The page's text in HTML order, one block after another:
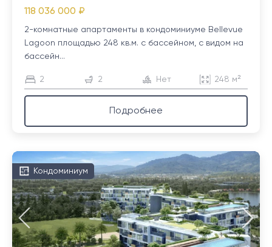
118 036 000 ₽
2-комнатные апартаменты в кондоминиуме Bellevue
Lagoon площадью 248 кв.м. с бассейном, с видом на
бассейн...
2 2 Нет 248 м²
Подробнее
Кондоминиум